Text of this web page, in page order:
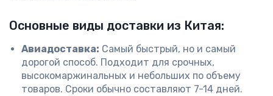
Основные виды доставки из Китая:
Авиадоставка: Самый быстрый, но и самый
дорогой способ. Подходит для срочных,
высокомаржинальных и небольших по объему
товаров. Сроки обычно составляют 7-14 дней.